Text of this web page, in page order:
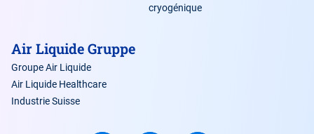
cryogénique
Air Liquide Gruppe
Groupe Air Liquide
Air Liquide Healthcare
Industrie Suisse